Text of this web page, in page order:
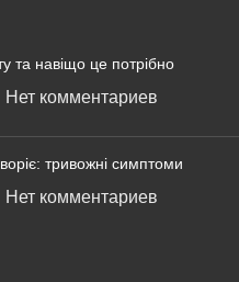
та навіщо це потрібно
Нет комментариев
тривожні симптоми
Нет комментариев